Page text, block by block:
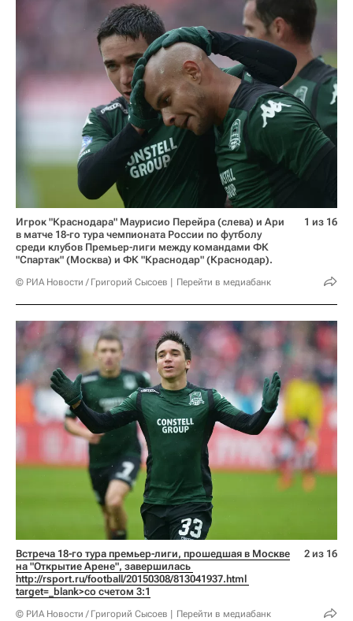
Игрок "Краснодара" Маурисио Перейра (слева) и Ари
в матче 18-го тура чемпионата России по футболу
среди клубов Премьер-лиги между командами ФК
"Спартак" (Москва) и ФК "Краснодар" (Краснодар).
© РИА Новости / Григорий Сысоев Перейти в медиабанк
1 из 16
Встреча 18-го тура премьер-лиги, прошедшая в Москве
http://rsport.ru/football/20150308/813041937.html
target=_blank>со счетом 3:1
© РИА Новости / Григорий Сысоев Перейти в медиабанк
2 из 16